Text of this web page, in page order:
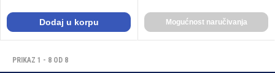
Dodaj u korpu Mogućnost naručivanja
PRIKAZ 1 - 8 OD 8